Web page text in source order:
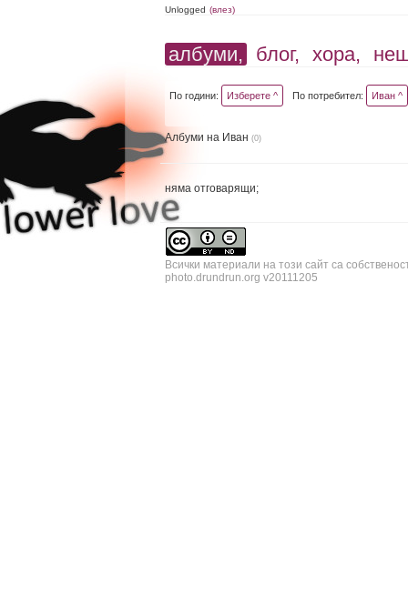
Unlogged (влез)
албуми, блог, хора,
По години: Изберете ^ По потребител: Иван ^
Албуми на Иван(0)
няма отговарящи;
Всички материали на този сайт са
photo.drundrun.org v20111205